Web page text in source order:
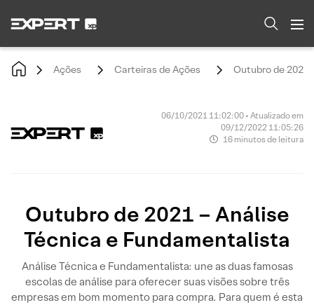
Ações Carteiras de Ações Outubro de 2021
06/10/2021 11:02:00 • Atualizado em
09/12/2022 11:05:26
16 minutos de leitura
Outubro de 2021 – Análise
Técnica e Fundamentalista
Análise Técnica e Fundamentalista: une as duas famosas
escolas de análise para oferecer suas visões sobre três
empresas em bom momento para compra. Para quem é esta